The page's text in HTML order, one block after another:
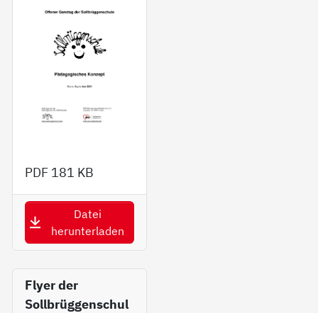
PDF 181 KB
Datei
herunterladen
Fly­er der
Sollbrüggenschul